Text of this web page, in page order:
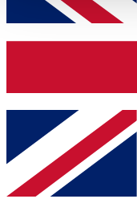
haben oder die sie
gesammelt haben.